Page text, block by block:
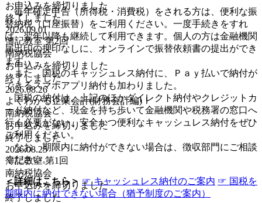
お申込みを締切りました
終了しました
2026.09.01
簿記教室 第2回
南納税協会
お申込みを締切りました
終了しました
2026.08.26
よくわかる企業会計(財務会計編)Ⅰ
南納税協会
お申込みを締切りました
終了しました
2026.08.25
簿記教室 第1回
南納税協会
お申込みを締切りました
終了しました
毎年確定申告（所得税・消費税）をされる方は、便利な振
替納税 （口座振替）をご利用ください。一度手続きをすれ
ば、翌年以降も継続して利用できます。個人の方は金融機関
届出印の押印なしに、オンラインで振替依頼書の提出ができ
ます。
また、国税のキャッシュレス納付に、
Ｐａｙ払いで納付が
できるスマホアプリ納付も加わりました。
国税の納付は、上記のほかダイレクト納付やクレジットカ
ード納付など、現金を持ち歩いて金融機関や税務署の窓口へ
行く必要がない、安全かつ便利なキャッシュレス納付をぜひ
ご利用ください。
なお、期限内に納付ができない場合は、徴収部門にご相談
ください。
＜詳細はこちら＞ ☞ キャッシュレス納付のご案内 ☞ 国税を
期限内に納付できない場合（猶予制度のご案内）